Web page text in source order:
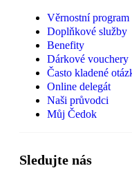
Věrnostní program
Doplňkové služby
Benefity
Dárkové vouchery
Často kladené
Online delegát
Naši průvodci
Můj Čedok
Sledujte nás